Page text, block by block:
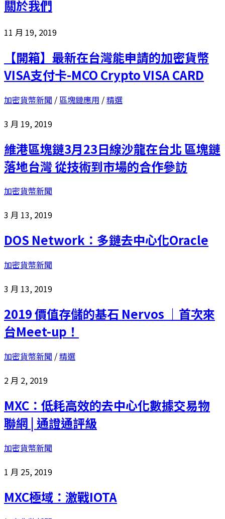
關於我們
11 月 19, 2019
【開箱】最新在台灣能申請的加密貨幣
VISA支付卡-MCO Crypto VISA CARD
加密貨幣新聞 / 區塊鏈應用 /精選
3 月 19, 2019
維港區塊鏈3月23日線沙龍在台北 區塊鏈
落地台灣 從技術到市場的合作參訪
加密貨幣新聞
3 月 13, 2019
DOS Network：多鏈去中心化Oracle
加密貨幣新聞
3 月 13, 2019
2019 價值存儲的基石 Nervos ｜首次來
台Meet-up！
加密貨幣新聞 /精選
2 月 2, 2019
MXC：低耗高效的去中心化數據交易物
聯網 | 通證通評級
加密貨幣新聞
1 月 25, 2019
MXC極域：激戰IOTA